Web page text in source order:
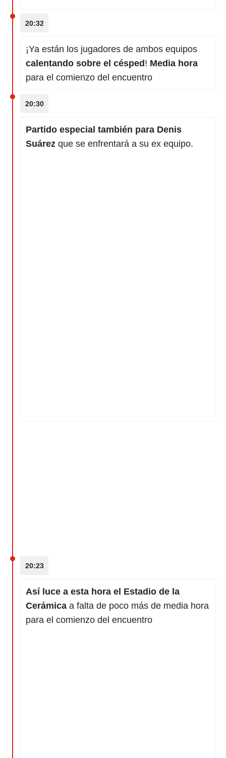
20:32
¡Ya están los jugadores de ambos equipos
calentando sobre el césped ! Media hora
para el comienzo del encuentro
20:30
Partido especial también para Denis
Suárez que se enfrentará a su ex equipo.
20:23
Así luce a esta hora el Estadio de la
Cerámica a falta de poco más de media hora
para el comienzo del encuentro